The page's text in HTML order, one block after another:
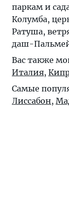
паркам и
Колумба,
Ратуша,
даш-
Вас также
Италия,
Самые
Лиссабон,